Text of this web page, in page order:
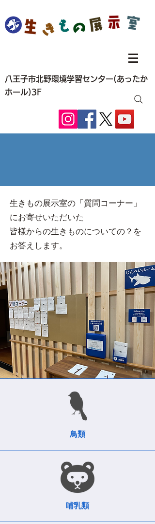
八王子市北野環境学習センター(あったか
ホール)3F
生きもの展示室の「質問コーナー」
にお寄せいただいた
皆様からの生きものについての？を
お答えします。
鳥類
哺乳類